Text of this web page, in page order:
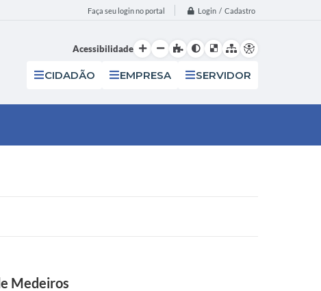
Faça seu login no portal Login / Cadastro
Acessibilidade
CIDADÃO EMPRESA SERVIDOR
Medeiros